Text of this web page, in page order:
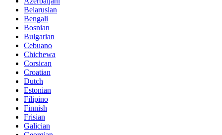
Belarusian
Bengali
Bosnian
Bulgarian
Cebuano
Chichewa
Corsican
Croatian
Dutch
Estonian
Filipino
Finnish
Frisian
Galician